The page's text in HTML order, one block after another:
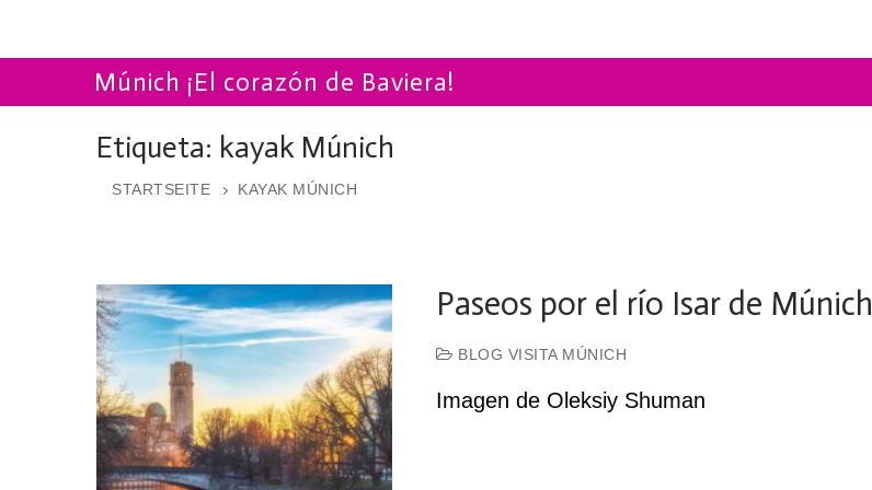
Múnich ¡El corazón de Baviera!
Etiqueta: kayak Múnich
STARTSEITE KAYAK MÚNICH
Paseos por el río Isar de Múnich
BLOG VISITA MÚNICH
Imagen de Oleksiy Shuman